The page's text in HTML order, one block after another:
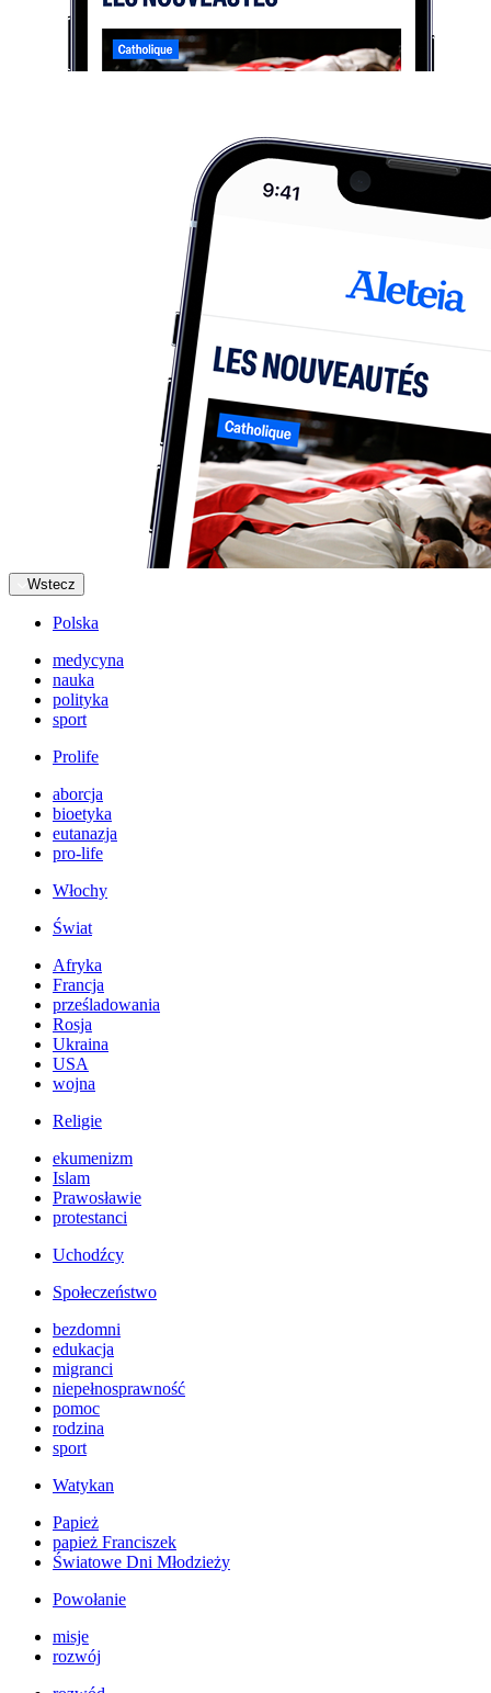
Wstecz
Polska
medycyna
nauka
polityka
sport
Prolife
aborcja
bioetyka
eutanazja
pro-life
Włochy
Świat
Afryka
Francja
prześladowania
Rosja
Ukraina
USA
wojna
Religie
ekumenizm
Islam
Prawosławie
protestanci
Uchodźcy
Społeczeństwo
bezdomni
edukacja
migranci
niepełnosprawność
pomoc
rodzina
sport
Watykan
Papież
papież Franciszek
Światowe Dni Młodzieży
Powołanie
misje
rozwój